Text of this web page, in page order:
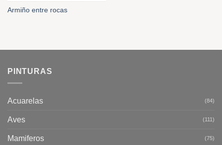
Armiño entre rocas
PINTURAS
Acuarelas (84)
Aves (111)
Mamiferos (75)